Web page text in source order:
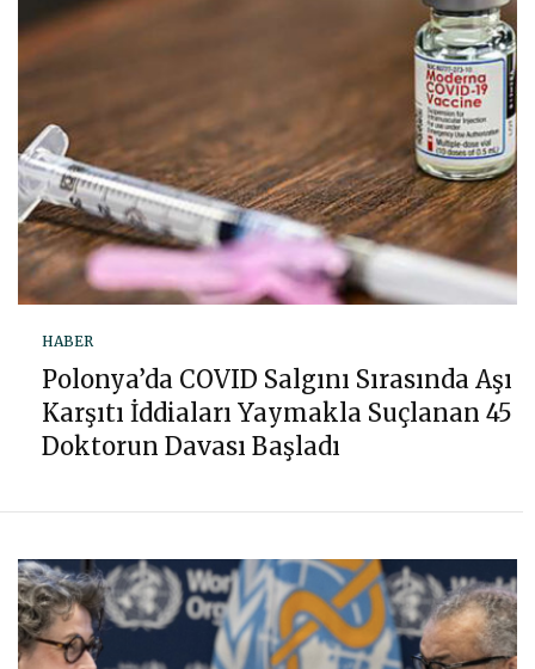
HABER
Polonya’da COVID Salgını Sırasında Aşı
Karşıtı İddiaları Yaymakla Suçlanan 45
Doktorun Davası Başladı